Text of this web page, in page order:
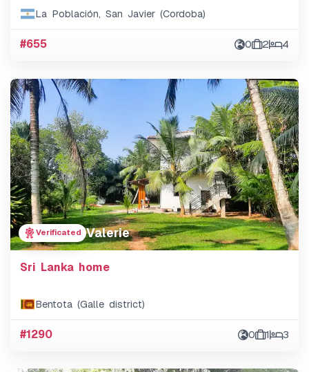
La Población, San Javier (Cordoba)
#655 0 2 4
Verificated Valerie
Sri Lanka home
Bentota (Galle district)
#1290 0 1 3